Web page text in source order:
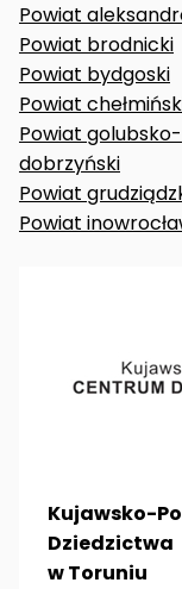
Powiat
Powiat brodnicki
Powiat bydgoski
Powiat
Powiat golubsko-
dobrzyński
Powiat
Powiat
Kujawsko-
Dziedzictwa
w Toruniu